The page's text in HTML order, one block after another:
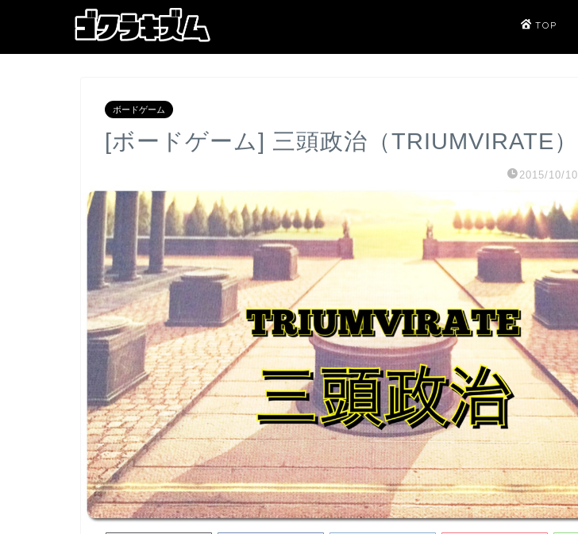
TOP
ボードゲーム
[ボードゲーム] 三頭政治（TRIUMVIRATE）
2015/10/10